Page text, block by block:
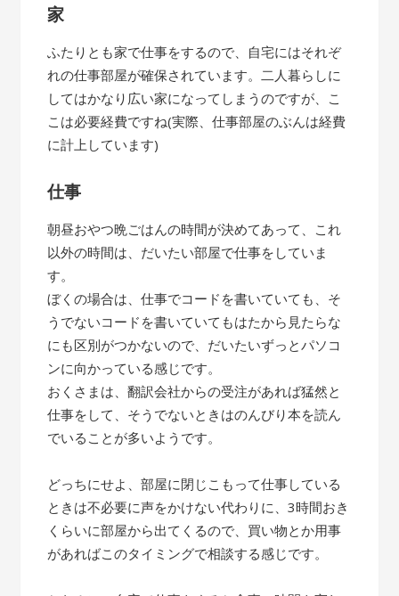
家
ふたりとも家で仕事をするので、自宅にはそれぞ
れの仕事部屋が確保されています。二人暮らしに
してはかなり広い家になってしまうのですが、こ
こは必要経費ですね(実際、仕事部屋のぶんは経費
に計上しています)
仕事
朝昼おやつ晩ごはんの時間が決めてあって、これ
以外の時間は、だいたい部屋で仕事をしていま
す。
ぼくの場合は、仕事でコードを書いていても、そ
うでないコードを書いていてもはたから見たらな
にも区別がつかないので、だいたいずっとパソコ
ンに向かっている感じです。
おくさまは、翻訳会社からの受注があれば猛然と
仕事をして、そうでないときはのんびり本を読ん
でいることが多いようです。
どっちにせよ、部屋に閉じこもって仕事している
ときは不必要に声をかけない代わりに、3時間おき
くらいに部屋から出てくるので、買い物とか用事
があればこのタイミングで相談する感じです。